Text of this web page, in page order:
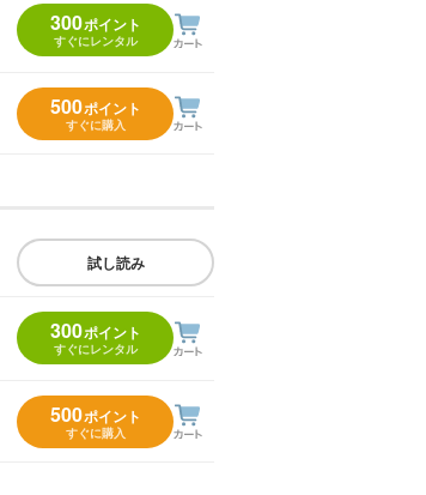
300ポイント
すぐにレンタル
500ポイント
すぐに購入
試し読み
300ポイント
すぐにレンタル
500ポイント
すぐに購入